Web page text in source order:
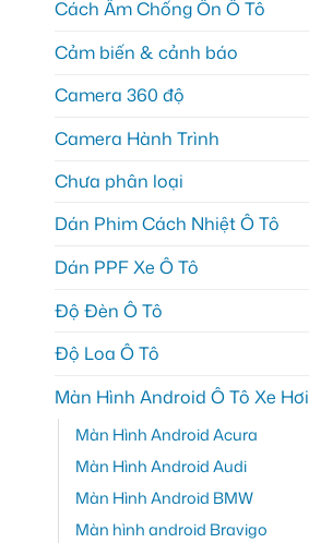
Cách Âm Chống Ồn Ô Tô
Cảm biến & cảnh báo
Camera 360 độ
Camera Hành Trình
Chưa phân loại
Dán Phim Cách Nhiệt Ô Tô
Dán PPF Xe Ô Tô
Độ Đèn Ô Tô
Độ Loa Ô Tô
Màn Hình Android Ô Tô Xe Hơi
Màn Hình Android Acura
Màn Hình Android Audi
Màn Hình Android BMW
Màn hình android Bravigo